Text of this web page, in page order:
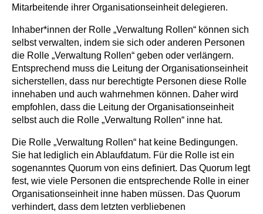
Mitarbeitende ihrer Organisationseinheit delegieren.
Inhaber*innen der Rolle „Verwaltung Rollen“ können sich
selbst verwalten, indem sie sich oder anderen Personen
die Rolle „Verwaltung Rollen“ geben oder verlängern.
Entsprechend muss die Leitung der Organisationseinheit
sicherstellen, dass nur berechtigte Personen diese Rolle
innehaben und auch wahrnehmen können. Daher wird
empfohlen, dass die Leitung der Organisationseinheit
selbst auch die Rolle „Verwaltung Rollen“ inne hat.
Die Rolle „Verwaltung Rollen“ hat keine Bedingungen.
Sie hat lediglich ein Ablaufdatum. Für die Rolle ist ein
sogenanntes Quorum von eins definiert. Das Quorum legt
fest, wie viele Personen die entsprechende Rolle in einer
Organisationseinheit inne haben müssen. Das Quorum
verhindert, dass dem letzten verbliebenen